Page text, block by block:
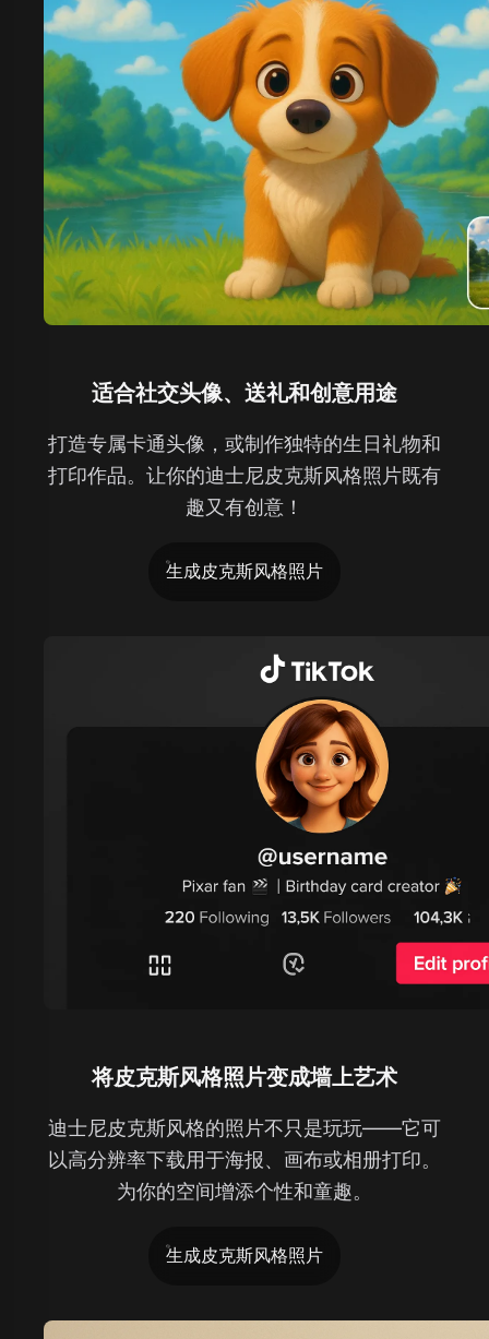
适合社交头像、送礼和创意用途
打造专属卡通头像，或制作独特的生日礼物和
打印作品。让你的迪士尼皮克斯风格照片既有
趣又有创意！
生成皮克斯风格照片
将皮克斯风格照片变成墙上艺术
迪士尼皮克斯风格的照片不只是玩玩——它可
以高分辨率下载用于海报、画布或相册打印。
为你的空间增添个性和童趣。
生成皮克斯风格照片